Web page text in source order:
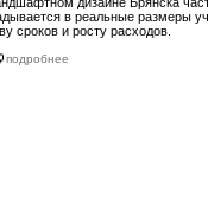
в реальные размеры
сроков и росту расходов.
подробнее